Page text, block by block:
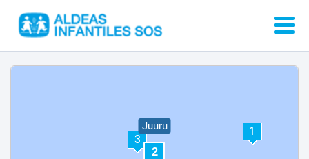
3
1
Juuru
2